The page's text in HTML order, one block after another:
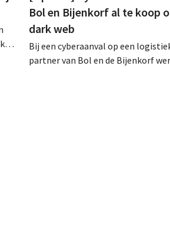
Bol en Bijenkorf al te koop
dark web
Bij een cyberaanval op een
partner van Bol en de Bijenkorf